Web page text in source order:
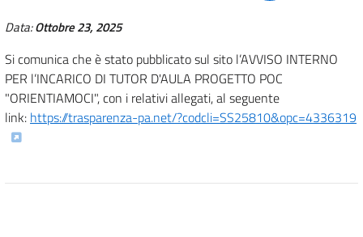
Data:Ottobre 23, 2025
Si comunica che è stato pubblicato sul sito l’AVVISO INTERNO
PER l’INCARICO DI TUTOR D'AULA PROGETTO POC
"ORIENTIAMOCI", con i relativi allegati, al seguente
link: https://trasparenza-pa.net/?codcli=SS25810&opc=4336319